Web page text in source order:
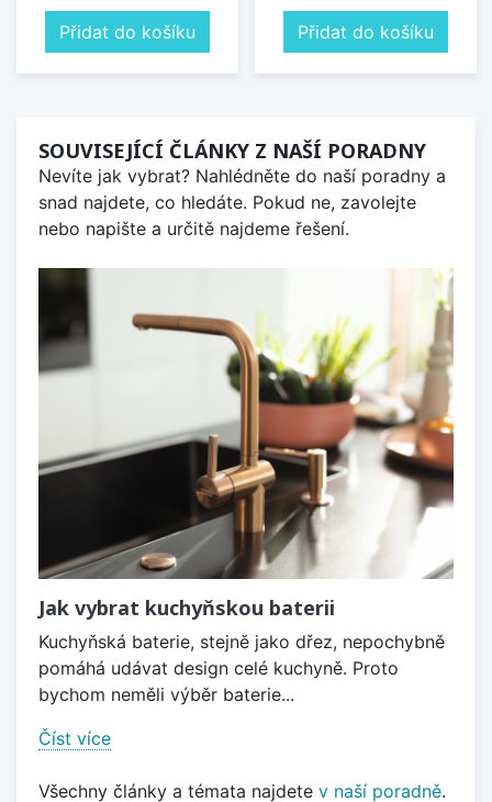
Přidat do košíku Přidat do košíku
SOUVISEJÍCÍ ČLÁNKY Z NAŠÍ PORADNY
Nevíte jak vybrat? Nahlédněte do naší poradny a
snad najdete, co hledáte. Pokud ne, zavolejte
nebo napište a určitě najdeme řešení.
Jak vybrat kuchyňskou baterii
Kuchyňská baterie, stejně jako dřez, nepochybně
pomáhá udávat design celé kuchyně. Proto
bychom neměli výběr baterie...
Číst více
Všechny články a témata najdete v naší poradně.